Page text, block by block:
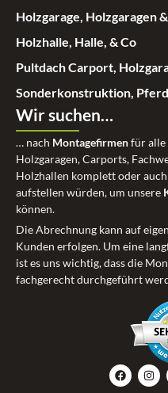
Holzgarage, Holzgaragen
Holzhalle, Halle, & Co
Pultdach Carport,
Sonderkonstruktion,
Wir suchen…
… nach Montagefirmenfür alle
Holzgaragen, Carports,
Holzhallen komplett oder
aufstellen würden, um unsere
können.
Die Abrechnung kann auf
Kunden erfolgen. Um eine
ist es uns wichtig, dass die
fachgerecht durchgeführt